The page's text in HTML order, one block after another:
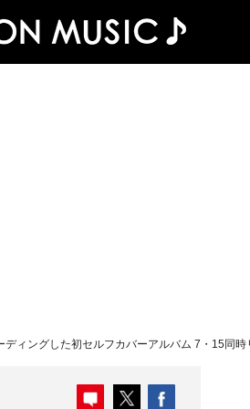
ディングした初セルフカバーアルバム 7・15同時